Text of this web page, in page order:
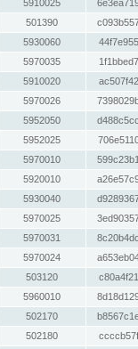
5910025
501390
5930060
5970035
5910020
5970026
5952050
5952025
5970010
5920010
5930040
5970025
5970031
5970024
503120
5960010
502170
502180